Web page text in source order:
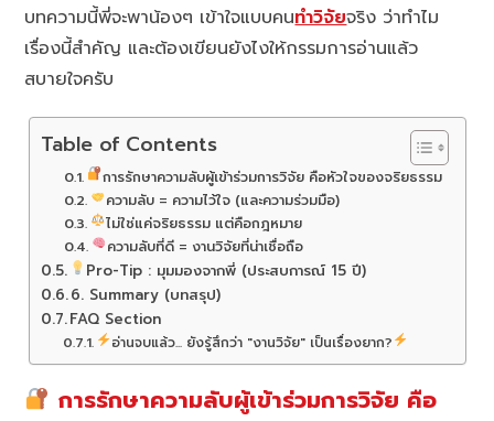
บทความนี้พี่จะพาน้องๆ เข้าใจแบบคนทำวิจัยจริง ว่าทำไม
เรื่องนี้สำคัญ และต้องเขียนยังไงให้กรรมการอ่านแล้ว
สบายใจครับ
Table of Contents
การรักษาความลับผู้เข้าร่วมการวิจัย คือหัวใจของจริยธรรม
ความลับ = ความไว้ใจ (และความร่วมมือ)
ไม่ใช่แค่จริยธรรม แต่คือกฎหมาย
ความลับที่ดี = งานวิจัยที่น่าเชื่อถือ
Pro-Tip : มุมมองจากพี่ (ประสบการณ์ 15 ปี)
6. Summary (บทสรุป)
FAQ Section
อ่านจบแล้ว... ยังรู้สึกว่า "งานวิจัย" เป็นเรื่องยาก?
การรักษาความลับผู้เข้าร่วมการวิจัย คือ